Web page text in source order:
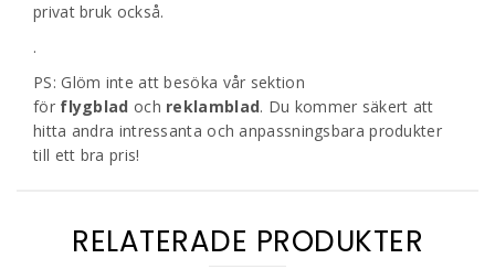
privat bruk också.
.
PS: Glöm inte att besöka vår sektion
för flygblad och reklamblad. Du kommer säkert att
hitta andra intressanta och anpassningsbara produkter
till ett bra pris!
RELATERADE PRODUKTER